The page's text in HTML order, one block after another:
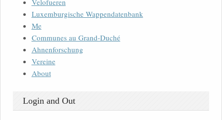
Velofueren
Luxemburgische Wappendatenbank
Me
Communes au Grand-Duché
Ahnenforschung
Vereine
About
Login and Out